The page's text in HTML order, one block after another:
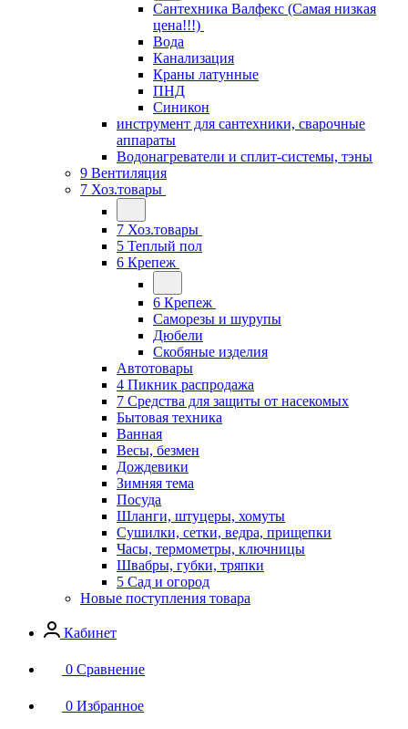
Сантехника Валфекс (Самая низкая
цена!!!)
Вода
Канализация
Краны латунные
ПНД
Синикон
инструмент для сантехники, сварочные
аппараты
Водонагреватели и сплит-системы, тэны
9 Вентиляция
7 Хоз.товары
7 Хоз.товары
5 Теплый пол
6 Крепеж
6 Крепеж
Саморезы и шурупы
Дюбели
Скобяные изделия
Автотовары
4 Пикник распродажа
7 Средства для защиты от насекомых
Бытовая техника
Ванная
Весы, безмен
Дождевики
Зимняя тема
Посуда
Шланги, штуцеры, хомуты
Сушилки, сетки, ведра, прищепки
Часы, термометры, ключницы
Швабры, губки, тряпки
5 Сад и огород
Новые поступления товара
Кабинет
0 Сравнение
0 Избранное